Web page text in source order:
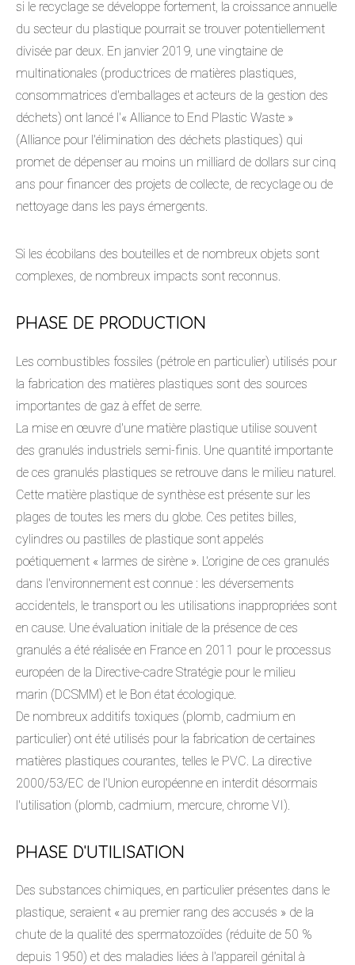
si le recyclage se développe fortement, la croissance annuelle
du secteur du plastique pourrait se trouver potentiellement
divisée par deux. En janvier 2019, une vingtaine de
multinationales (productrices de matières plastiques,
consommatrices d'emballages et acteurs de la gestion des
déchets) ont lancé l'« Alliance to End Plastic Waste »
(Alliance pour l'élimination des déchets plastiques) qui
promet de dépenser au moins un milliard de dollars sur cinq
ans pour financer des projets de collecte, de recyclage ou de
nettoyage dans les pays émergents.
Si les écobilans des bouteilles et de nombreux objets sont
complexes, de nombreux impacts sont reconnus.
PHASE DE PRODUCTION
Les combustibles fossiles (pétrole en particulier) utilisés pour
la fabrication des matières plastiques sont des sources
importantes de gaz à effet de serre.
La mise en œuvre d'une matière plastique utilise souvent
des granulés industriels semi-finis. Une quantité importante
de ces granulés plastiques se retrouve dans le milieu naturel.
Cette matière plastique de synthèse est présente sur les
plages de toutes les mers du globe. Ces petites billes,
cylindres ou pastilles de plastique sont appelés
poétiquement « larmes de sirène ». L'origine de ces granulés
dans l'environnement est connue : les déversements
accidentels, le transport ou les utilisations inappropriées sont
en cause. Une évaluation initiale de la présence de ces
granulés a été réalisée en France en 2011 pour le processus
européen de la Directive-cadre Stratégie pour le milieu
marin (DCSMM) et le Bon état écologique.
De nombreux additifs toxiques (plomb, cadmium en
particulier) ont été utilisés pour la fabrication de certaines
matières plastiques courantes, telles le PVC. La directive
2000/53/EC de l'Union européenne en interdit désormais
l'utilisation (plomb, cadmium, mercure, chrome VI).
PHASE D'UTILISATION
Des substances chimiques, en particulier présentes dans le
plastique, seraient « au premier rang des accusés » de la
chute de la qualité des spermatozoïdes (réduite de 50 %
depuis 1950) et des maladies liées à l'appareil génital à